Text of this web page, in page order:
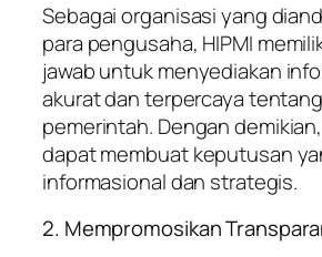
Sebagai organisasi yang
para pengusaha, HIPMI
jawab untuk menyediakan
akurat dan terpercaya
pemerintah. Dengan
dapat membuat keputusan
informasional dan strategis.
2. Mempromosikan